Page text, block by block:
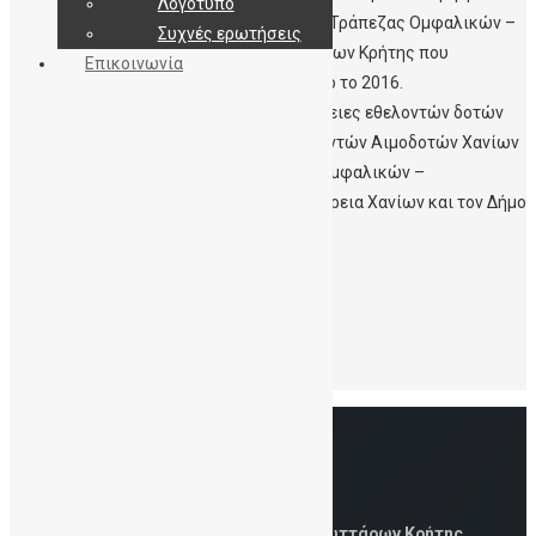
της Δημόσιας Τράπεζας Ομφαλικών –
Βλαστοκυττάρων Κρήτης που
λειτουργεί από το 2016.
Χθες στα Χανιά βραβεύτηκαν 113 οικογένειες εθελοντών δοτών
βλαστοκυττάρων από τον Σύλλογο Εθελοντών Αιμοδοτών Χανίων
ο Άγιος Ιωάννης”, την Δημόσια Τράπεζα Ομφαλικών –
Βλαστοκυττάρων Κρήτης την Αντιπεριφέρεια Χανίων και τον Δήμο
Συχνές ερωτήσεις
Επικοινωνία